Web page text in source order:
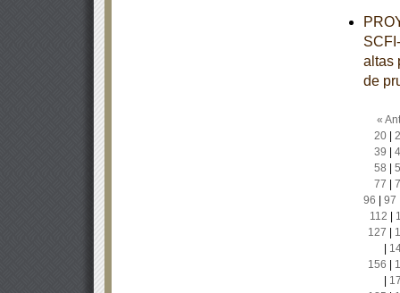
altas
de
«
20|
39
58
77
96
97
112
127
156